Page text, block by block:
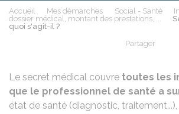
Accueil Mes démarches Social - Santé
dossier médical, montant des prestations, ...
quoi s'agit-il ?
Partager
Le secret médical couvre toutes les
que le professionnel de santé a
état de santé (diagnostic,